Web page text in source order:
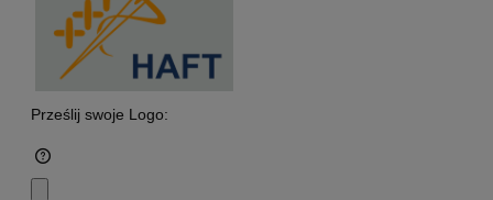
Prześlij swoje Logo: